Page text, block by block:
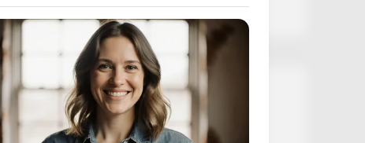
Kategóriák
Friss hírek